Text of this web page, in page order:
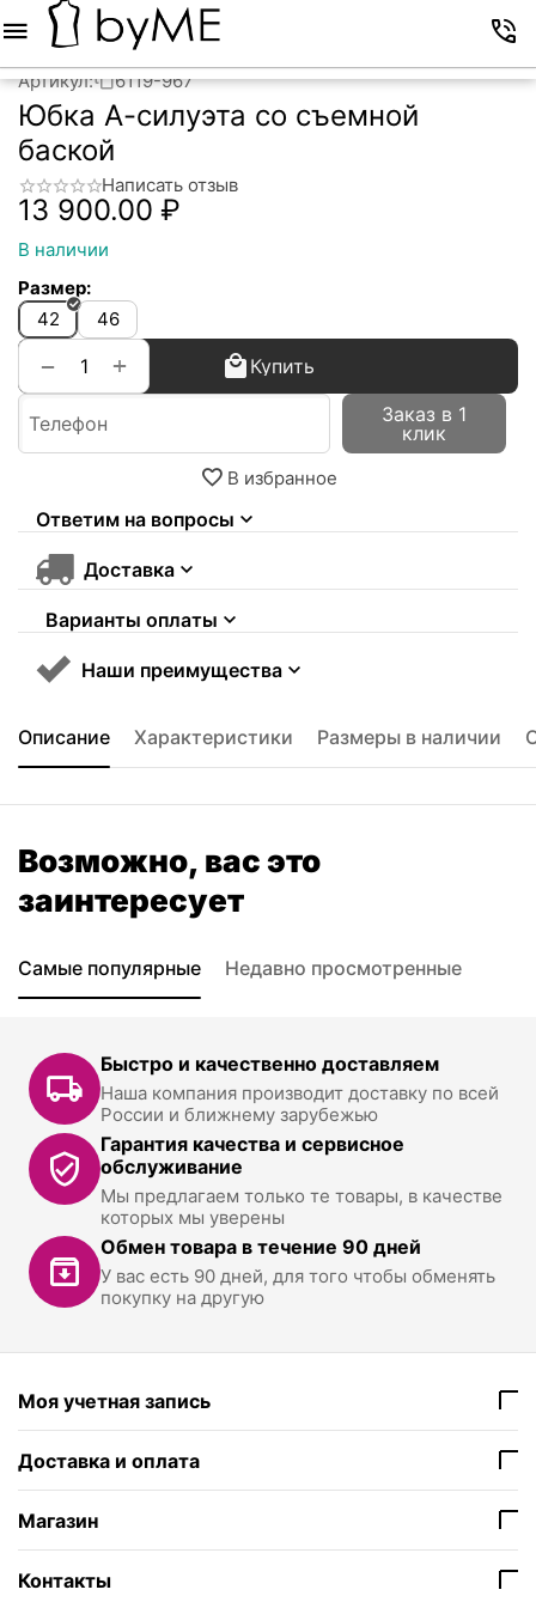
Артикул: 6119-967
Юбка А-силуэта со съемной
баской
Написать отзыв
13 900.00 ₽
В наличии
Размер:
42
46
+
−
Купить
Заказ в 1
клик
В избранное
Ответим на вопросы
Доставка
Варианты оплаты
Наши преимущества
Описание Характеристики Размеры в наличии
Возможно, вас это
заинтересует
Самые популярные Недавно просмотренные
Быстро и качественно доставляем
Наша компания производит доставку по всей
России и ближнему зарубежью
Гарантия качества и сервисное
обслуживание
Мы предлагаем только те товары, в качестве
которых мы уверены
Обмен товара в течение 90 дней
У вас есть 90 дней, для того чтобы обменять
покупку на другую
Моя учетная запись
Доставка и оплата
Магазин
Контакты
Меню Корзина Контакты